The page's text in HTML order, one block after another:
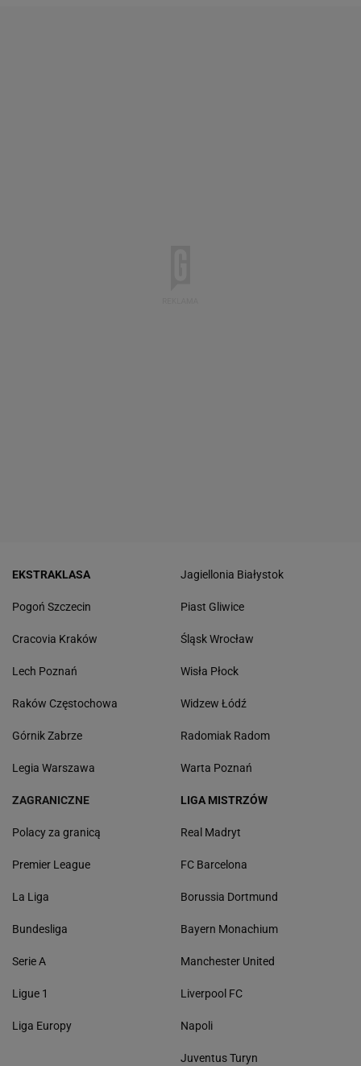
EKSTRAKLASA
Pogoń Szczecin
Cracovia Kraków
Lech Poznań
Raków Częstochowa
Górnik Zabrze
Legia Warszawa
Jagiellonia Białystok
Piast Gliwice
Śląsk Wrocław
Wisła Płock
Widzew Łódź
Radomiak Radom
Warta Poznań
ZAGRANICZNE
Polacy za granicą
Premier League
La Liga
Bundesliga
Serie A
Ligue 1
Liga Europy
LIGA MISTRZÓW
Real Madryt
FC Barcelona
Borussia Dortmund
Bayern Monachium
Manchester United
Liverpool FC
Napoli
Juventus Turyn